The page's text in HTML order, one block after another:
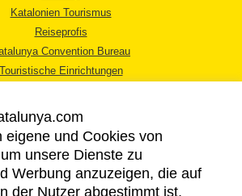
Katalonien Tourismus
Reiseprofis
Convention Bureau
Touristische Einrichtungen
eigene und Cookies von
unsere Dienste zu
Werbung anzuzeigen, die auf
der Nutzer abgestimmt ist,